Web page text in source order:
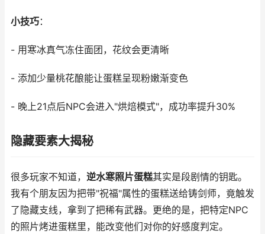
小技巧：
- 用寒冰真气冻住面团，花纹会更清晰
- 添加少量桃花酿能让蛋糕呈现粉嫩渐变色
- 晚上21点后NPC会进入"烘焙模式"，成功率提升30%
隐藏要素大揭秘
很多玩家不知道， 逆水寒照片蛋糕其实是段剧情的钥匙。
我有个朋友因为把带"祝福"属性的蛋糕送给铸剑师，竟触发
了隐藏支线，拿到了把稀有武器。更绝的是，把特定NPC
的照片烤进蛋糕里，能改变他们对你的好感度判定。